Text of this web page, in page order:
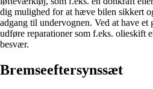
dig mulighed for at hæve bilen sikkert
adgang til undervognen. Ved at have
udføre reparationer som f.eks. olieskift
besvær.
Bremseeftersynssæt